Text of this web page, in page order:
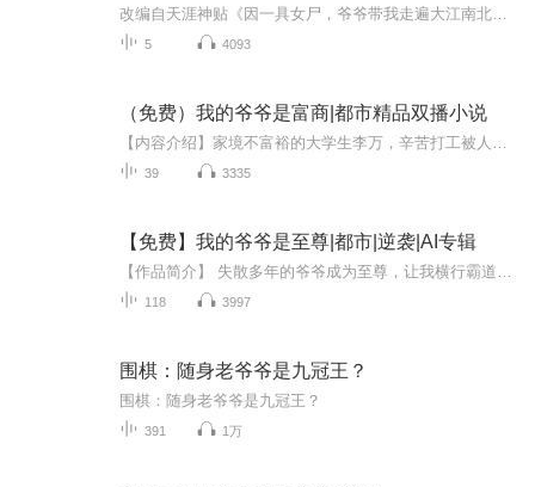
5 4093
（免费）我的爷爷是富商|都市精品双播小说
39 3335
【免费】我的爷爷是至尊|都市|逆袭|AI专辑
118 3997
围棋：随身老爷爷是九冠王？
围棋：随身老爷爷是九冠王？
391 1万